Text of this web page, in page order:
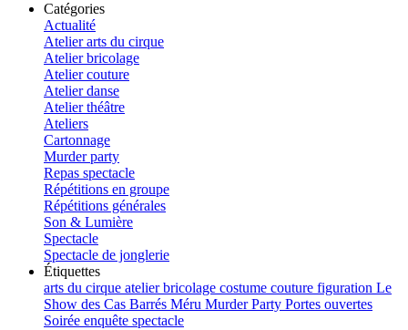
Catégories
Actualité
Atelier arts du cirque
Atelier bricolage
Atelier couture
Atelier danse
Atelier théâtre
Ateliers
Cartonnage
Murder party
Repas spectacle
Répétitions en groupe
Répétitions générales
Son & Lumière
Spectacle
Spectacle de jonglerie
Étiquettes
arts du cirque atelierbricolage costume couture figuration Le
Show des Cas Barrés Méru Murder Party Portes ouvertes
Soirée enquête spectacle